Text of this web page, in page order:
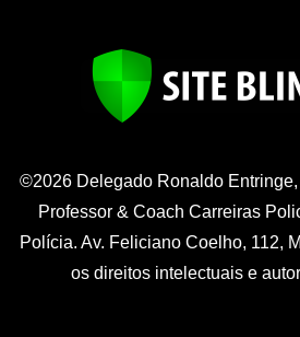
©2026 Delegado Ronaldo
Professor & Coach Carreiras
Polícia. Av. Feliciano Coelho, 112,
os direitos intelectuais e